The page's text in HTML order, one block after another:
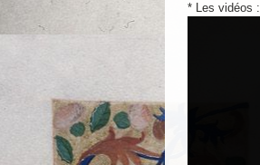
* Les vidéos :